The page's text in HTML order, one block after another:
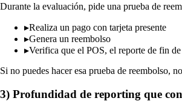
Durante la evaluación, pide una prueba de
▸Realiza un pago con tarjeta presente
▸Genera un reembolso
▸Verifica que el POS, el reporte de fin
Si no puedes hacer esa prueba de reembolso,
3) Profundidad de reporting que